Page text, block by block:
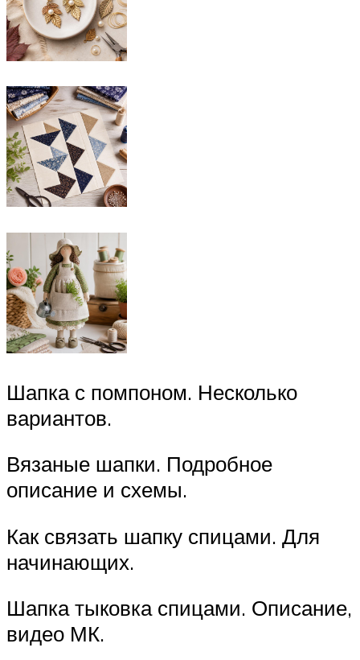
Шапка с помпоном. Несколько
вариантов.
Вязаные шапки. Подробное
описание и схемы.
Как связать шапку спицами. Для
начинающих.
Шапка тыковка спицами. Описание,
видео МК.